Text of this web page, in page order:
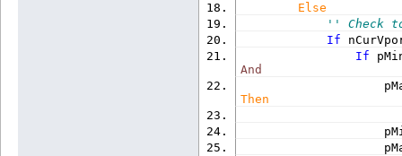
Else
'' Check
If
If
And
Then